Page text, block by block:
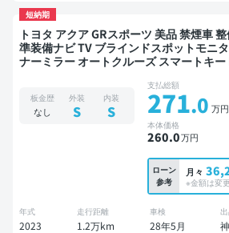
短納期
トヨタ アクア GRスポーツ 美品 禁煙車 整備記録簿あり 標
準装備ナビ TV ブラインドスポットモニ
ナーミラー オートクルーズ スマートキー
板金歴
なし
外装
S
内装
S
支払総額
271.0 万円
本体価格
260.0万円
ローン
参考
月々
※金額は変
年式
2023
走行距離
1.2万km
車検
28年5月